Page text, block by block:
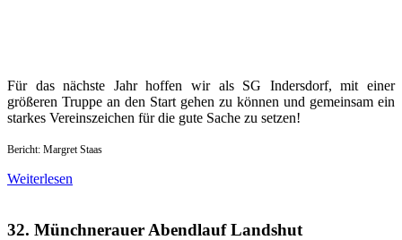
Für das nächste Jahr hoffen wir als SG Indersdorf, mit einer
größeren Truppe an den Start gehen zu können und gemeinsam ein
starkes Vereinszeichen für die gute Sache zu setzen!
Bericht: Margret Staas
Weiterlesen
32. Münchnerauer Abendlauf Landshut